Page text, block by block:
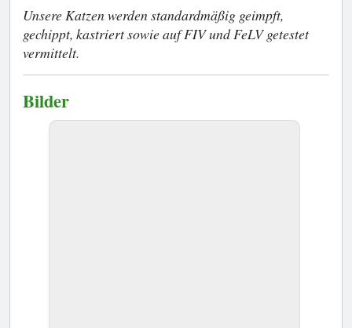
Unsere Katzen werden standardmäßig geimpft,
gechippt, kastriert sowie auf FIV und FeLV getestet
vermittelt.
Bilder